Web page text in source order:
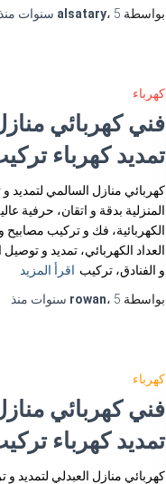
بواسطة
alsatary، 5 سنوات منذ
كهرباء
تمديد كهرباء
كهربائي منازل السالمي لتمديد
المنزلية بدقة و اتقان، حرفية
الكهربائية، فك و تركيب
العداد الكهربائي، تمديد و
و الفنادق، تركيب اقرأ المزيد
بواسطة
rowan، 5 سنوات منذ
كهرباء
تمديد كهرباء
كهربائي منازل العبدلي لتمديد